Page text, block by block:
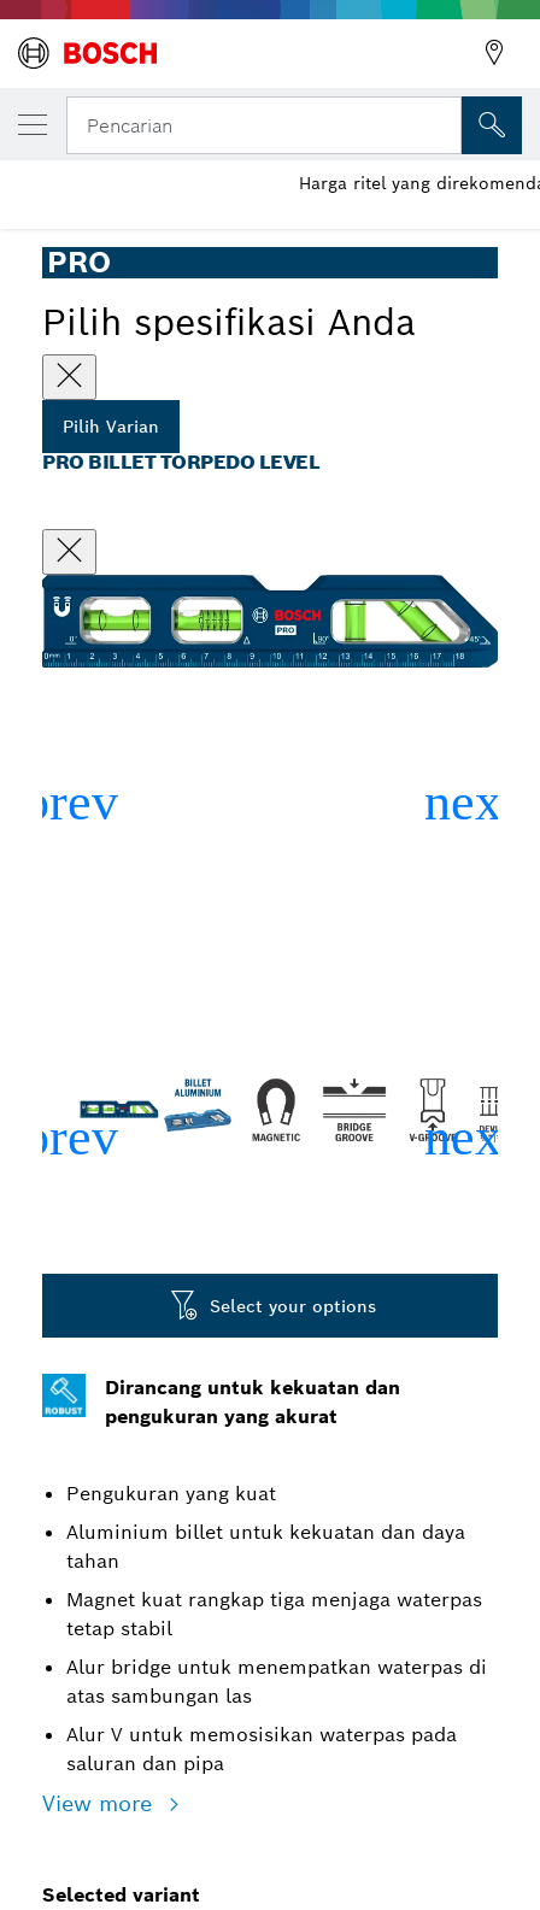
Pencarian
PRO
Pilih spesifikasi Anda
Pilih Varian
PRO BILLET TORPEDO LEVEL
Dirancang untuk kekuatan dan
pengukuran yang akurat
Pengukuran yang kuat
Aluminium billet untuk kekuatan dan daya
tahan
Magnet kuat rangkap tiga menjaga waterpas
tetap stabil
Alur bridge untuk menempatkan waterpas di
atas sambungan las
Alur V untuk memosisikan waterpas pada
saluran dan pipa
View more
Select your options
Selected variant
VARIAN PILIHAN ANDA
PRO Billet Torpedo Level
Harga ritel yang